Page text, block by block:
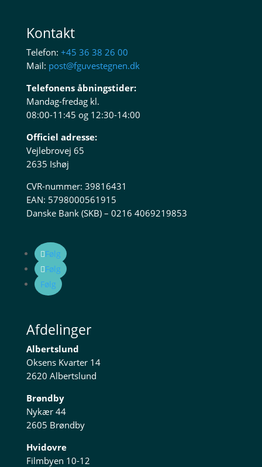
Kontakt
Telefon: +45 36 38 26 00
Mail: post@fguvestegnen.dk
Telefonens åbningstider:
Mandag-fredag kl.
08:00-11:45 og 12:30-14:00
Officiel adresse:
Vejlebrovej 65
2635 Ishøj
CVR-nummer: 39816431
EAN: 5798000561915
Danske Bank (SKB) – 0216 4069219853
Følg
Følg
Følg
Afdelinger
Albertslund
Oksens Kvarter 14
2620 Albertslund
Brøndby
Nykær 44
2605 Brøndby
Hvidovre
Filmbyen 10-12